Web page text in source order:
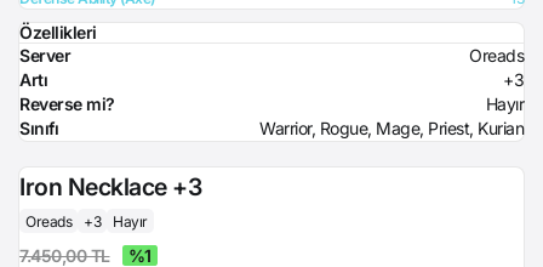
Özellikleri
Server
Oreads
Artı
+3
Reverse mi?
Hayır
Sınıfı
Warrior, Rogue, Mage, Priest, Kurian
Iron Necklace +3
Oreads +3 Hayır
7.450,00 TL %1